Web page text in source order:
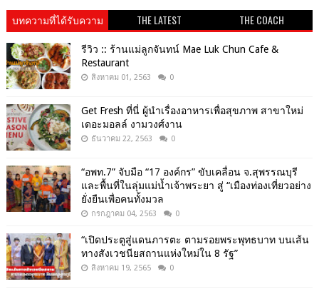
บทความที่ได้รับความ
นิยม
THE LATEST THE COACH
รีวิว :: ร้านแม่ลูกจันทน์ Mae Luk Chun Cafe &
Restaurant
สิงหาคม 01, 2563 0
Get​ Fresh​ ที่นี่ ผู้นำเรื่องอาหารเพื่อสุขภาพ​ สาขาใหม่
เดอะมอลล์ งามวงศ์งาน
ธันวาคม 22, 2563 0
“อพท.7” จับมือ “17 องค์กร” ขับเคลื่อน จ.สุพรรณบุรี
และพื้นที่ในลุ่มแม่น้ำเจ้าพระยา สู่ “เมืองท่องเที่ยวอย่าง
ยั่งยืนเพื่อคนทั้งมวล
กรกฎาคม 04, 2563 0
“เปิดประตูสู่แดนภารตะ ตามรอยพระพุทธบาท บนเส้น
ทางสังเวชนียสถานแห่งใหม่ใน 8 รัฐ”
สิงหาคม 19, 2565 0